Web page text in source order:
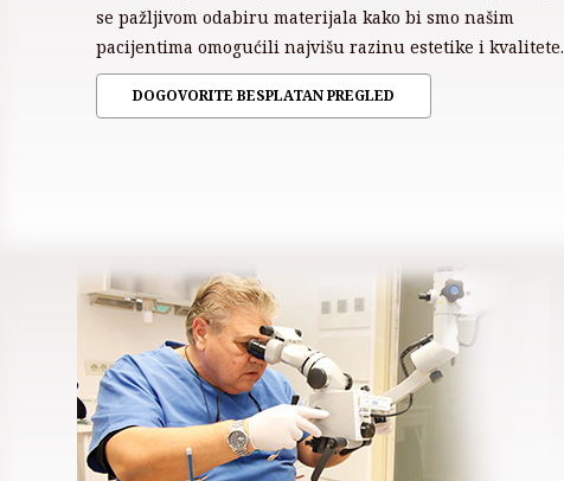
se pažljivom odabiru materijala kako bi smo našim
pacijentima omogućili najvišu razinu estetike i kvalitete.
DOGOVORITE BESPLATAN PREGLED